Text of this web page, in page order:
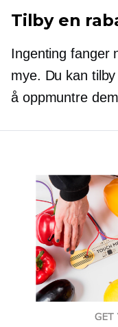
Tilby en
Ingenting fanger
mye. Du kan
å oppmuntre